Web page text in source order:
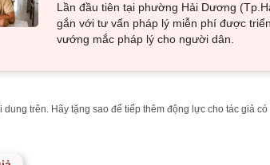
Lần đầu tiên tại phường Hải Dương
gắn với tư vấn pháp lý miễn phí được
vướng mắc pháp lý cho người dân.
trên. Hãy tặng sao để tiếp thêm động lực cho tác giả